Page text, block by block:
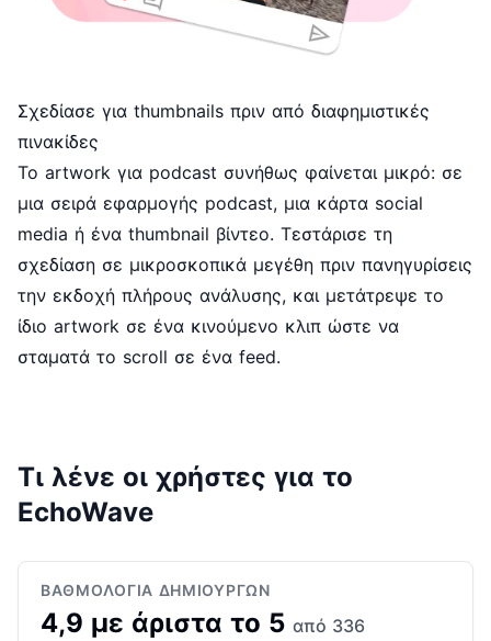
Σχεδίασε για thumbnails πριν από διαφημιστικές
πινακίδες
Το artwork για podcast συνήθως φαίνεται μικρό: σε
μια σειρά εφαρμογής podcast, μια κάρτα social
media ή ένα thumbnail βίντεο. Τεστάρισε τη
σχεδίαση σε μικροσκοπικά μεγέθη πριν πανηγυρίσεις
την εκδοχή πλήρους ανάλυσης, και μετάτρεψε το
ίδιο artwork σε ένα κινούμενο κλιπ ώστε να
σταματά το scroll σε ένα feed.
Τι λένε οι χρήστες για το
EchoWave
ΒΑΘΜΟΛΟΓΊΑ ΔΗΜΙΟΥΡΓΏΝ
4,9 με άριστα το 5 από 336